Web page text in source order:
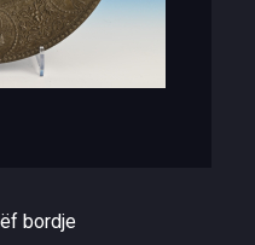
bordje